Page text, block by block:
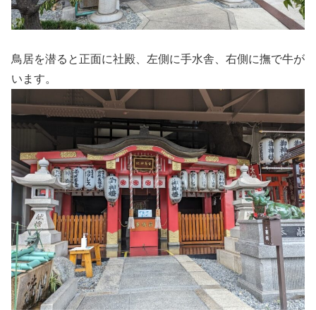
鳥居を潜ると正面に社殿、左側に手水舎、右側に撫で牛が
います。